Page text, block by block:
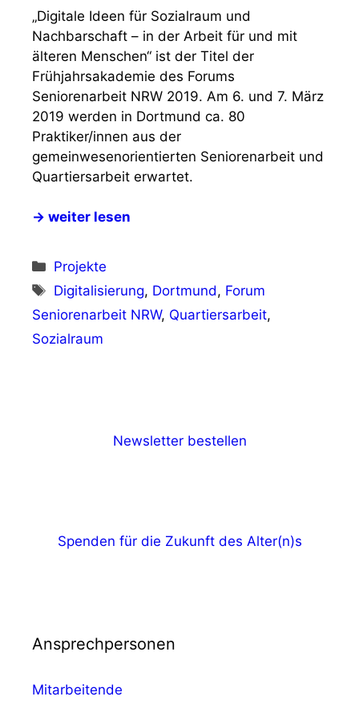
„Digitale Ideen für Sozialraum und
Nachbarschaft – in der Arbeit für und mit
älteren Menschen“ ist der Titel der
Frühjahrsakademie des Forums
Seniorenarbeit NRW 2019. Am 6. und 7. März
2019 werden in Dortmund ca. 80
Praktiker/innen aus der
gemeinwesenorientierten Seniorenarbeit und
Quartiersarbeit erwartet.
→ weiter lesen
Kategorien
Projekte
Schlagwörter
Digitalisierung, Dortmund, Forum
Seniorenarbeit NRW, Quartiersarbeit,
Sozialraum
Newsletter bestellen
Spenden für die Zukunft des Alter(n)s
Ansprechpersonen
Mitarbeitende